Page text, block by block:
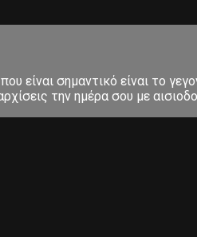
είναι σημαντικό είναι το
την ημέρα σου με